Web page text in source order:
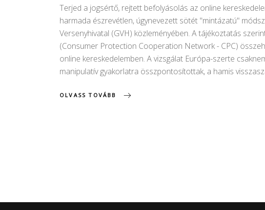
Terjed a jogsértő, rejtett befolyásolás az online
harmada észrevétlen, úgynevezett sötét "mintázatú"
Versenyhivatal (GVH) közleményében. A tájékoztatás
(Consumer Protection Cooperation Network - CPC)
online kereskedelemben. A vizsgálat Európa-szerte
manipulatív gyakorlatra összpontosítottak, a hamis
OLVASS TOVÁBB